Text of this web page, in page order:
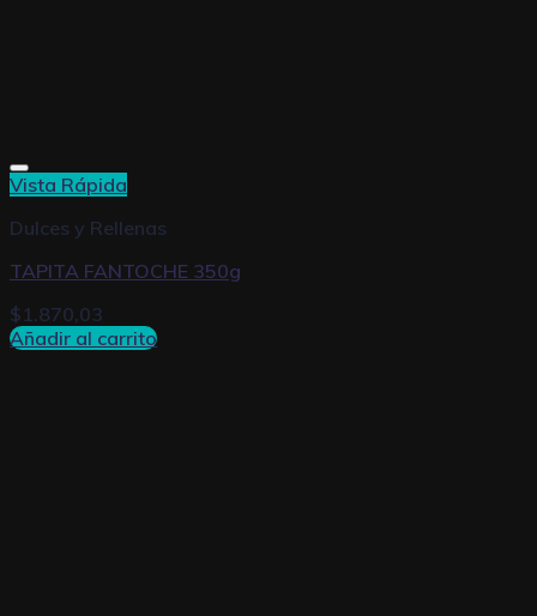
Vista Rápida
Dulces y Rellenas
TAPITA FANTOCHE 350g
$1.870,03
Añadir al carrito